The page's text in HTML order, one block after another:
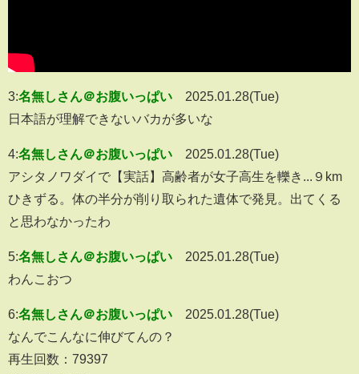
3:名無しさん＠お腹いっぱい
2025.01.28(Tue)
日本語が理解できないバカが多いな
4:名無しさん＠お腹いっぱい
2025.01.28(Tue)
アシタノワダイで【実話】高齢者が女子高生を轢き...９km
ひきずる。体の半分が削り取られた遺体で発見。出てくる
と思わなかったわ
5:名無しさん＠お腹いっぱい
2025.01.28(Tue)
わんこおつ
6:名無しさん＠お腹いっぱい
2025.01.28(Tue)
なんでこんなに伸びてんの？
再生回数：79397